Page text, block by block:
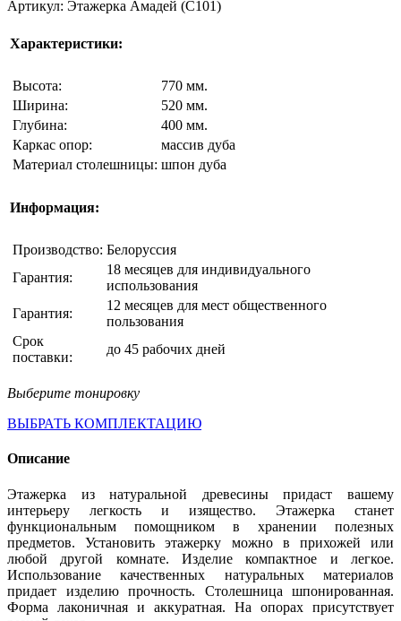
Артикул: Этажерка Амадей (С101)
Характеристики:
Высота:
770 мм.
Ширина:
520 мм.
Глубина:
400 мм.
Каркас опор:
массив дуба
Материал столешницы: шпон дуба
Информация:
Производство: Белоруссия
Гарантия:
18 месяцев для индивидуального
использования
Гарантия:
12 месяцев для мест общественного
пользования
Срок
поставки:
до 45 рабочих дней
Выберите тонировку
ВЫБРАТЬ КОМПЛЕКТАЦИЮ
Описание
Этажерка из натуральной древесины придаст вашему
интерьеру легкость и изящество. Этажерка станет
функциональным помощником в хранении полезных
предметов. Установить этажерку можно в прихожей или
любой другой комнате. Изделие компактное и легкое.
Использование качественных натуральных материалов
придает изделию прочность. Столешница шпонированная.
Форма лаконичная и аккуратная. На опорах присутствует